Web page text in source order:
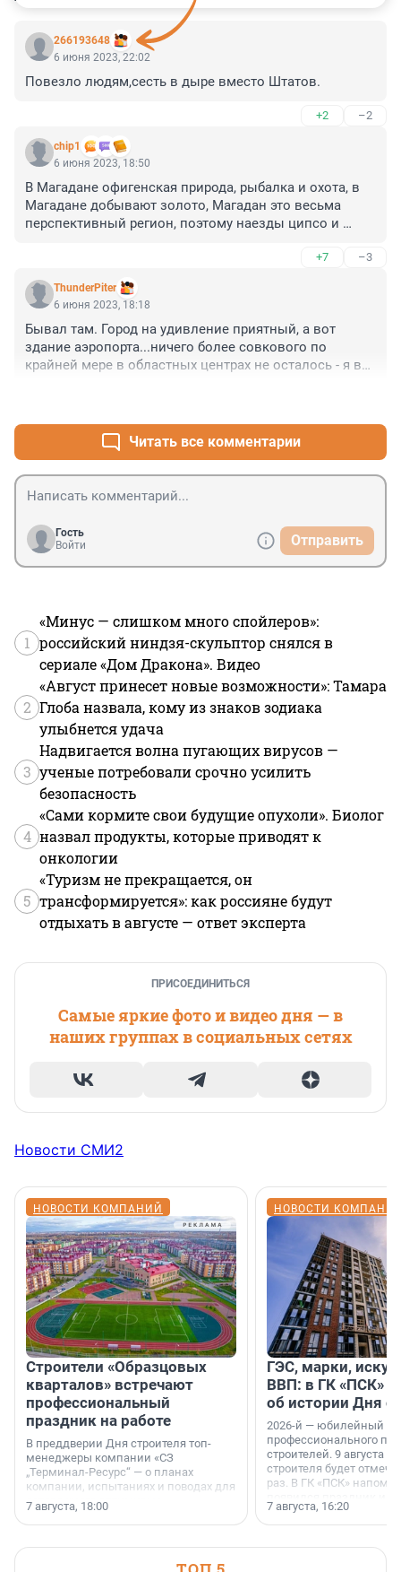
266193648
6 июня 2023, 22:02
Повезло людям,сесть в дыре вместо Штатов.
+2 –2
chip1
6 июня 2023, 18:50
В Магадане офигенская природа, рыбалка и охота, в
Магадане добывают золото, Магадан это весьма
перспективный регион, поэтому наезды ципсо и
+7 –3
ThunderPiter
6 июня 2023, 18:18
Бывал там. Город на удивление приятный, а вот
здание аэропорта...ничего более совкового по
крайней мере в областных центрах не осталось - я вас
Читать все комментарии
Гость
Войти
Отправить
1
«Минус — слишком много спойлеров»:
российский ниндзя-скульптор снялся в
сериале «Дом Дракона». Видео
2
«Август принесет новые возможности»: Тамара
Глоба назвала, кому из знаков зодиака
улыбнется удача
3
Надвигается волна пугающих вирусов —
ученые потребовали срочно усилить
безопасность
4
«Сами кормите свои будущие опухоли». Биолог
назвал продукты, которые приводят к
онкологии
5
«Туризм не прекращается, он
трансформируется»: как россияне будут
отдыхать в августе — ответ эксперта
ПРИСОЕДИНИТЬСЯ
Самые яркие фото и видео дня — в
наших группах в социальных сетях
Новости СМИ2
НОВОСТИ КОМПАНИЙ
Строители «Образцовых
кварталов» встречают
профессиональный
праздник на работе
В преддверии Дня строителя топ-
менеджеры компании «СЗ
„Терминал-Ресурс“ — о планах
компании, испытаниях и поводах для
осторожного оптимизма.
7 августа, 18:00
НОВОСТИ
ГЭС, марки,
ВВП: в ГК «ПСК»
об истории Дня
2026-й — юбилейный
профессионального
строителей. 9 августа
строителя будет
раз. В ГК «ПСК»
поменялась роль
7 августа, 16:20